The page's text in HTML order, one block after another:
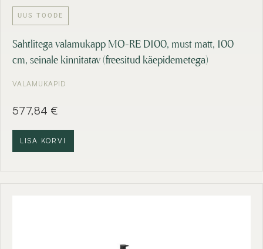
UUS TOODE
Sahtlitega valamukapp MO-RE D100, must matt, 100
cm, seinale kinnitatav (freesitud käepidemetega)
VALAMUKAPID
577,84 €
LISA KORVI